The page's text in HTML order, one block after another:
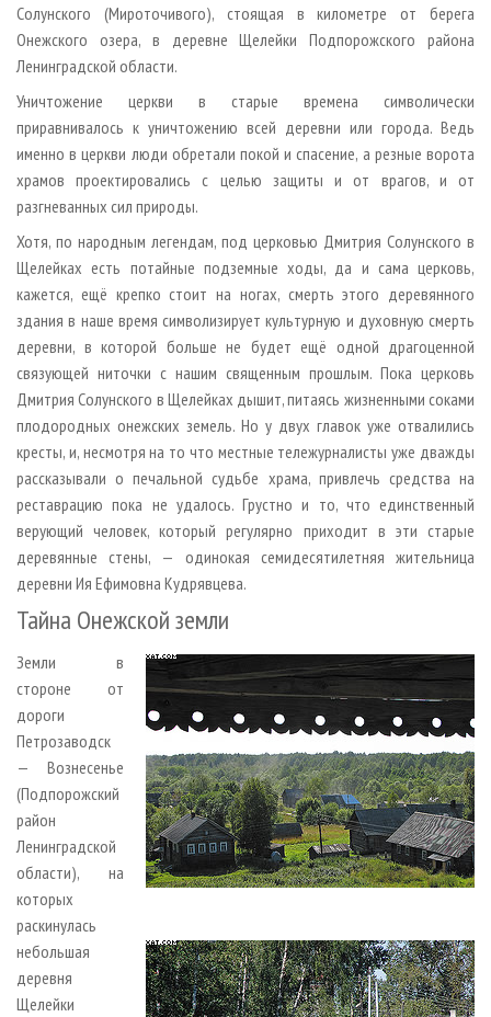
Солунского (Мироточивого), стоящая в километре от берега
Онежского озера, в деревне Щелейки Подпорожского района
Ленинградской области.
Уничтожение церкви в старые времена символически
приравнивалось к уничтожению всей деревни или города. Ведь
именно в церкви люди обретали покой и спасение, а резные ворота
храмов проектировались с целью защиты и от врагов, и от
разгневанных сил природы.
Хотя, по народным легендам, под церковью Дмитрия Солунского в
Щелейках есть потайные подземные ходы, да и сама церковь,
кажется, ещё крепко стоит на ногах, смерть этого деревянного
здания в наше время символизирует культурную и духовную смерть
деревни, в которой больше не будет ещё одной драгоценной
связующей ниточки с нашим священным прошлым. Пока церковь
Дмитрия Солунского в Щелейках дышит, питаясь жизненными соками
плодородных онежских земель. Но у двух главок уже отвалились
кресты, и, несмотря на то что местные тележурналисты уже дважды
рассказывали о печальной судьбе храма, привлечь средства на
реставрацию пока не удалось. Грустно и то, что единственный
верующий человек, который регулярно приходит в эти старые
деревянные стены, — одинокая семидесятилетняя жительница
деревни Ия Ефимовна Кудрявцева.
Тайна Онежской земли
Земли в
стороне от
дороги
Петрозаводск
— Вознесенье
(Подпорожский
район
Ленинградской
области), на
которых
раскинулась
небольшая
деревня
Щелейки